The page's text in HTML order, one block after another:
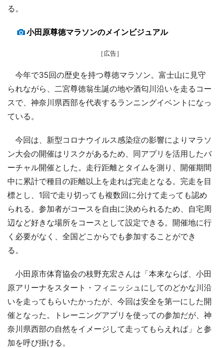
る。
小田原尊徳マラソンのメインビジュアル
［広告］
今年で35回の歴史を持つ尊徳マラソン。富士山に見守
られながら、二宮尊徳翁生誕の地や酒匂川沿いを走るコー
スで、神奈川県西部を代表するランニングイベントになっ
ている。
今回は、新型コロナウイルス感染症の影響によりマラソ
ン大会の開催はリスクがあるため、同アプリを活用したバ
ーチャル開催とした。走行距離とタイムを測り、開催期間
中に累計で種目の距離以上を走れば完走となる。完走を目
標とし、1回で走り切っても複数回に分けて走っても認め
られる。参加者がコースを自由に決められるため、自宅周
辺など好きな場所をコースとして設定できる。開催地に行
く必要がなく、全国どこからでも参加することができ
る。
小田原市体育協会の枝野充宏さんは「本来ならば、小田
原アリーナをスタート・フィニッシュにしてのどかな川沿
いを走ってもらいたかったが、今回は安全を第一にした開
催となった。トレーニングアプリを使っての参加だが、神
奈川県西部の自然をイメージして走ってもらえれば」と参
加を呼び掛ける。